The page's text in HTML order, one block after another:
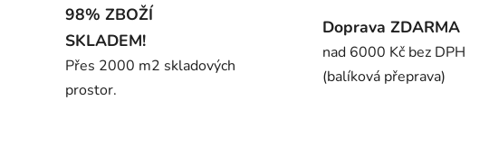
98% ZBOŽÍ
SKLADEM!
Přes 2000 m2 skladových
prostor.
Doprava ZDARMA
nad 6000 Kč bez DPH
(balíková přeprava)